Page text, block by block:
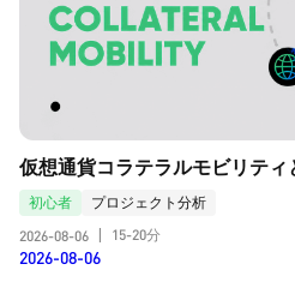
仮想通貨コラテラルモビリテ
初心者
プロジェクト分析
2026-08-06
15-20分
2026-08-06